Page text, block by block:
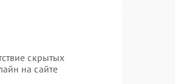
скрытых
на сайте